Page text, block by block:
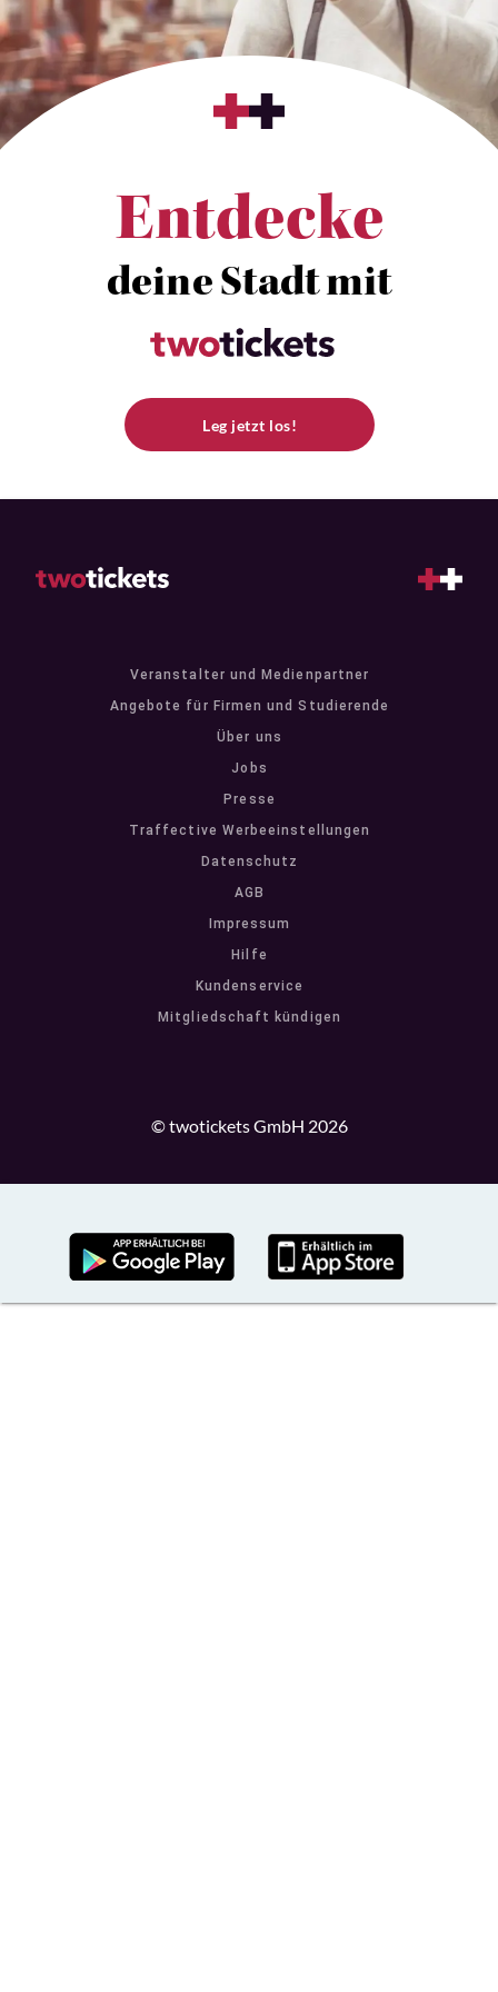
Entdecke
deine Stadt mit
Leg jetzt los!
Veranstalter und Medienpartner
Angebote für Firmen und Studierende
Über uns
Jobs
Presse
Traffective Werbeeinstellungen
Datenschutz
AGB
Impressum
Hilfe
Kundenservice
Mitgliedschaft kündigen
© twotickets GmbH 2026